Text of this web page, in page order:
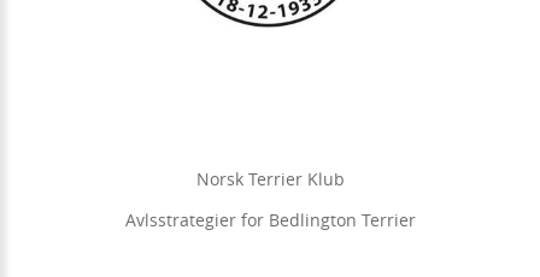
Norsk Terrier Klub
Avlsstrategier for Bedlington Terrier